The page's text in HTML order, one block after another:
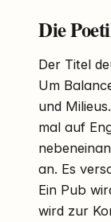
Die
Der Titel
Um
und
mal auf
an. Es
Ein Pub
wird zur